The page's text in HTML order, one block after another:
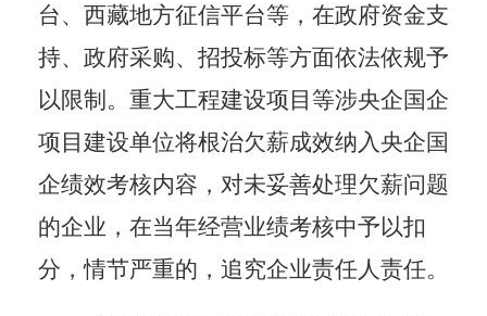
台、西藏地方征信平台等，在政府资金支
持、政府采购、招投标等方面依法依规予
以限制。 重大工程建设项目等涉央企国企
项目建设单位将根治欠薪成效纳入央企国
企绩效考核内容，对未妥善处理欠薪问题
的企业，在当年经营业绩考核中予以扣
分，情节严重的，追究企业责任人责任。